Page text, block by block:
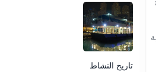
تاريخ النشاط